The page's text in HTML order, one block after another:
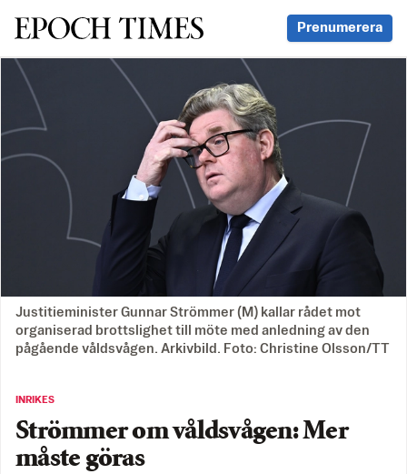
Svenska Epoch Times Prenumerera
Justitieminister Gunnar Strömmer (M) kallar rådet mot
organiserad brottslighet till möte med anledning av den
pågående våldsvågen. Arkivbild. Foto: Christine Olsson/TT
INRIKES
Strömmer om våldsvågen: Mer
måste göras